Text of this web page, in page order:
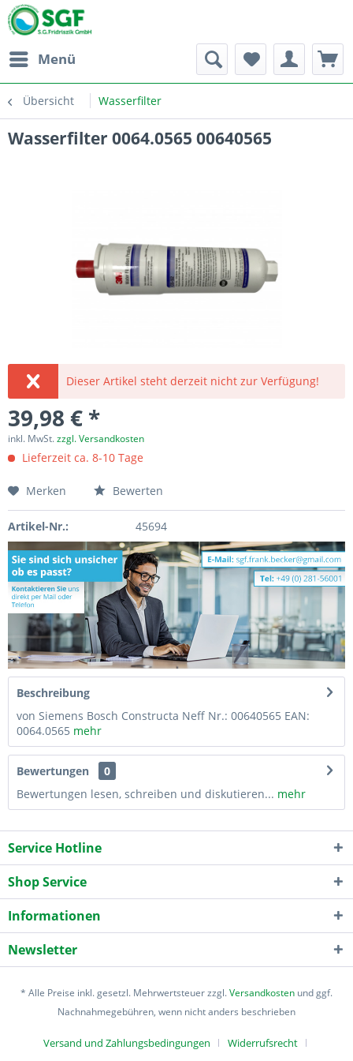
Menü
Übersicht Wasserfilter
Wasserfilter 0064.0565 00640565
Dieser Artikel steht derzeit nicht zur Verfügung!
39,98 € *
inkl. MwSt.zzgl. Versandkosten
Lieferzeit ca. 8-10 Tage
Merken Bewerten
Artikel-Nr.: 45694
Beschreibung
von Siemens Bosch Constructa Neff Nr.: 00640565 EAN:
0064.0565 mehr
Bewertungen
0
Bewertungen lesen, schreiben und diskutieren... mehr
Service Hotline
Shop Service
Informationen
Newsletter
* Alle Preise inkl. gesetzl. Mehrwertsteuer zzgl.Versandkosten und ggf.
Nachnahmegebühren, wenn nicht anders beschrieben
Versand und Zahlungsbedingungen Widerrufsrecht